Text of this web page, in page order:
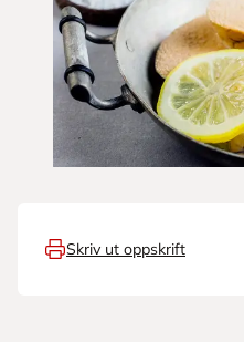
Skriv ut oppskrift